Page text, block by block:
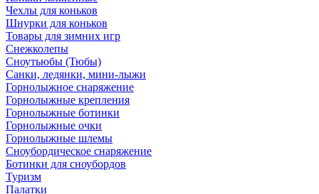
Чехлы для коньков
Шнурки для коньков
Товары для зимних игр
Снежколепы
Сноутьюбы (Тюбы)
Санки, ледянки, мини-лыжи
Горнолыжное снаряжение
Горнолыжные крепления
Горнолыжные ботинки
Горнолыжные очки
Горнолыжные шлемы
Сноубордическое снаряжение
Ботинки для сноубордов
Туризм
Палатки